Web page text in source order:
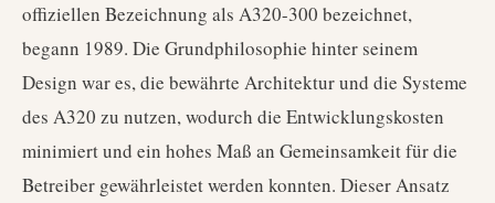
offiziellen Bezeichnung als A320-300 bezeichnet,
begann 1989. Die Grundphilosophie hinter seinem
Design war es, die bewährte Architektur und die Systeme
des A320 zu nutzen, wodurch die Entwicklungskosten
minimiert und ein hohes Maß an Gemeinsamkeit für die
Betreiber gewährleistet werden konnten. Dieser Ansatz